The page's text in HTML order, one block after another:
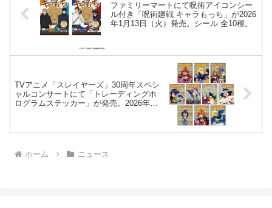
ファミリーマートにて呪術アイコンシー
ル付き「呪術廻戦 キャラもっち」が2026
年1月13日（火）発売。シール 全10種。
TVアニメ「スレイヤーズ」30周年スペシ
ャルコンサートにて「トレーディングホ
ログラムステッカー」が発売。2026年1
ホーム ニュース